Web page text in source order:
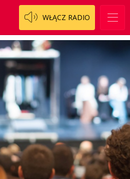
WŁĄCZ RADIO